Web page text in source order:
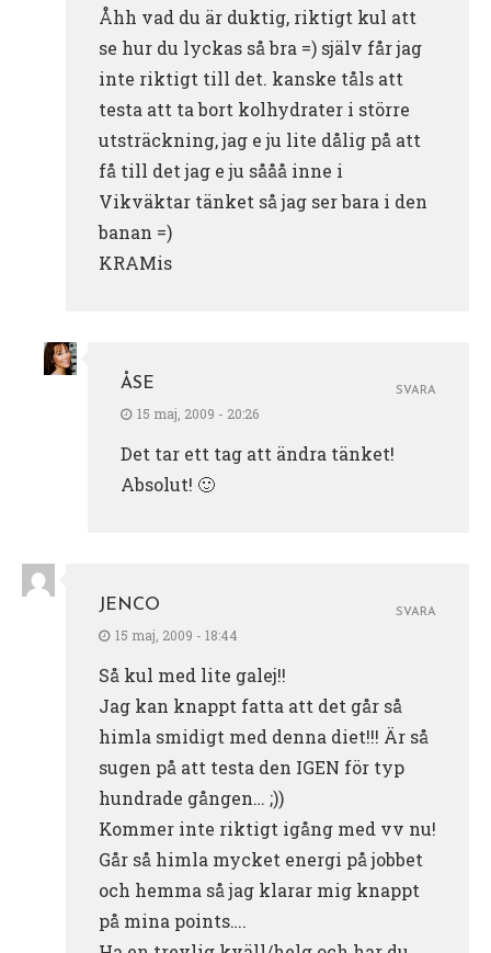
Åhh vad du är duktig, riktigt kul att
se hur du lyckas så bra =) själv får jag
inte riktigt till det. kanske tåls att
testa att ta bort kolhydrater i större
utsträckning, jag e ju lite dålig på att
få till det jag e ju sååå inne i
Vikväktar tänket så jag ser bara i den
banan =)
KRAMis
ÅSE
15 maj, 2009 - 20:26
Det tar ett tag att ändra tänket!
Absolut! 🙂
SVARA
JENCO
15 maj, 2009 - 18:44
Så kul med lite galej!!
Jag kan knappt fatta att det går så
himla smidigt med denna diet!!! Är så
sugen på att testa den IGEN för typ
hundrade gången… ;))
Kommer inte riktigt igång med vv nu!
Går så himla mycket energi på jobbet
och hemma så jag klarar mig knappt
på mina points….
SVARA